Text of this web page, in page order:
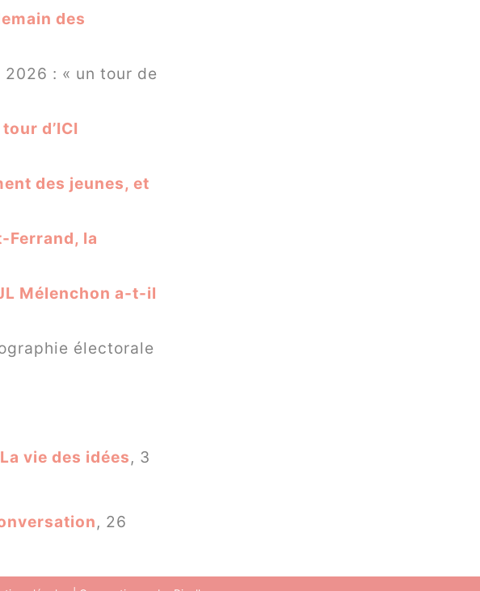
des
: « un tour de
d’ICI
des jeunes, et
Ferrand, la
Mélenchon a-t-il
électorale
vie des idées, 3
, 26